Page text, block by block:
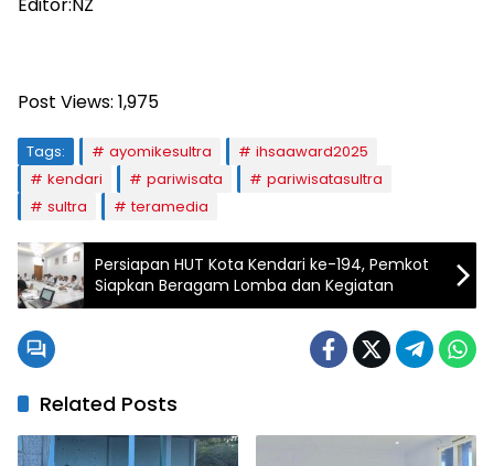
Post Views: 1,975
Tags: ayomikesultra
ihsaaward2025
kendari
pariwisata
pariwisatasultra
sultra
teramedia
Persiapan HUT Kota Kendari ke-194, Pemkot
Siapkan Beragam Lomba dan Kegiatan
Related Posts